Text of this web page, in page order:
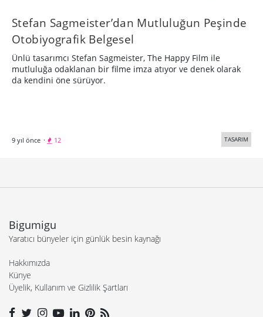
Stefan Sagmeister’dan Mutluluğun Peşinde
Otobiyografik Belgesel
Ünlü tasarımcı Stefan Sagmeister, The Happy Film ile
mutluluğa odaklanan bir filme imza atıyor ve denek olarak
da kendini öne sürüyor.
9 yıl önce · 12 TASARIM
Bigumigu
Yaratıcı bünyeler için günlük besin kaynağı
Hakkımızda
Künye
Üyelik, Kullanım ve Gizlilik Şartları